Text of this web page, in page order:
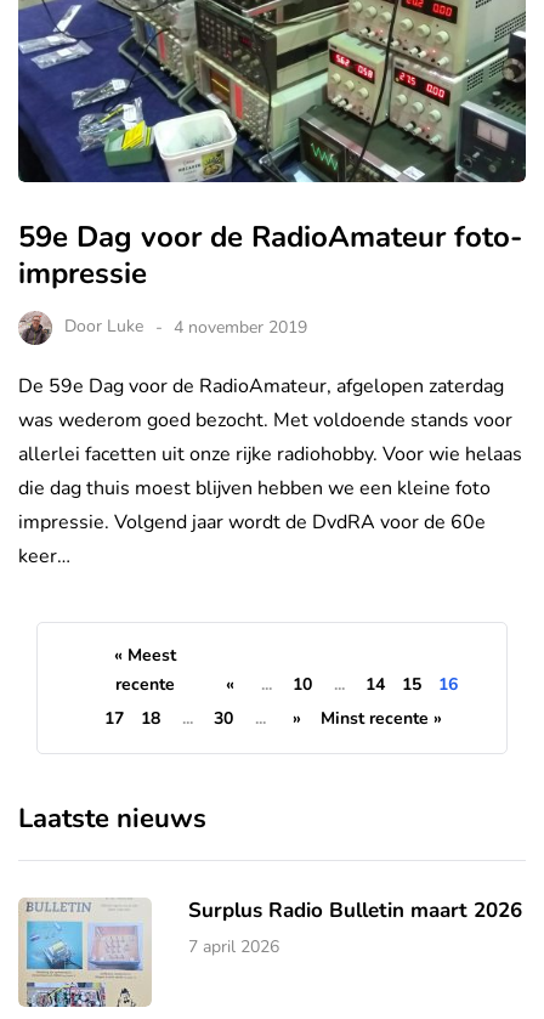
59e Dag voor de RadioAmateur foto-
impressie
Door Luke 4 november 2019
De 59e Dag voor de RadioAmateur, afgelopen zaterdag
was wederom goed bezocht. Met voldoende stands voor
allerlei facetten uit onze rijke radiohobby. Voor wie helaas
die dag thuis moest blijven hebben we een kleine foto
impressie. Volgend jaar wordt de DvdRA voor de 60e
keer…
« Meest
recente
« ... 10 ... 14 15
16
17
18 ... 30 ... » Minst recente »
Laatste nieuws
Surplus Radio Bulletin maart 2026
7 april 2026